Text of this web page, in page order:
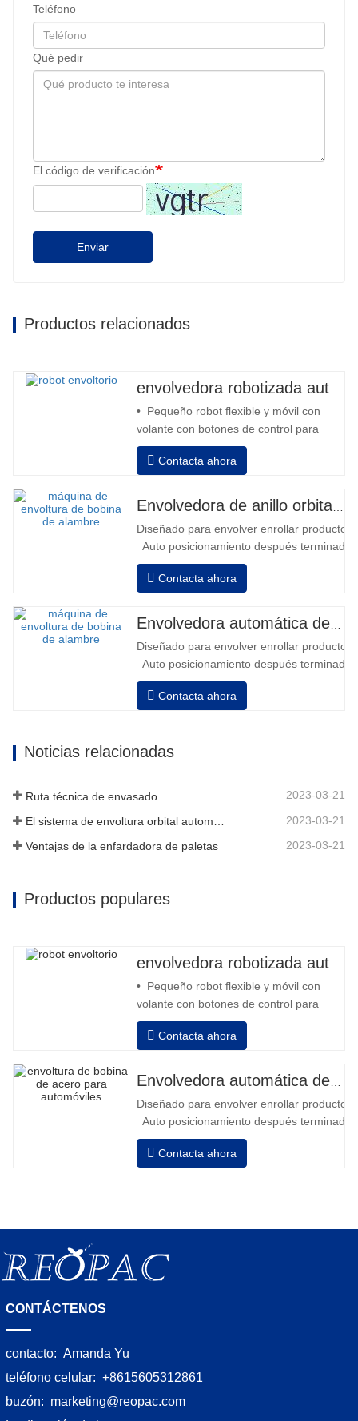
Teléfono
Qué pedir
El código de verificación
Enviar
Productos relacionados
envolvedora robotizada automática
• Pequeño robot flexible y móvil con
volante con botones de control para
avanzar y retroceder • Operación fuera
de la columna • 2 baterías serie 12V /
batería llena 120-130 palets • Cargador
tiempo de carga aprox. 8-10h…
Contacta ahora
Envolvedora de anillo orbital automática para bobina
Diseñado para envolver enrollar
Auto posicionamiento después
velocidad, estiramiento fuerza puede ser
Neumático superior plato a prensa
Contacta ahora
Envolvedora automática de bobinas de alambre
Diseñado para envolver enrollar
Auto posicionamiento después
velocidad, estiramiento fuerza puede ser
Neumático superior plato a prensa
Contacta ahora
Noticias relacionadas
Ruta técnica de envasado 2023-03-21
2023-03-21
Ventajas de la enfardadora de paletas 2023-03-21
Productos populares
• Pequeño robot flexible y móvil con
volante con botones de control para
avanzar y retroceder • Operación fuera
de la columna • 2 baterías serie 12V /
batería llena 120-130 palets • Cargador
tiempo de carga aprox. 8-10h
Contacta ahora
Diseñado para envolver enrollar
Auto posicionamiento después
velocidad, estiramiento fuerza puede ser
Neumático superior plato a prensa bobina
Contacta ahora
CONTÁCTENOS
contacto: Amanda Yu
teléfono celular: +8615605312861
buzón: marketing@reopac.com